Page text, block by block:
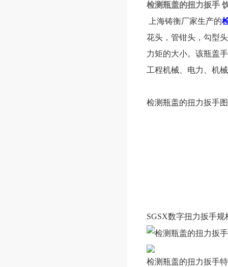
检测瓶盖的扭力扳手
上海铸衡厂家生产的
花头，管钳头，勾型头
力矩的大小。该瓶盖
工程机械、电力、机
检测瓶盖的扭力扳手
SGSX数字扭力扳手规
检测瓶盖的扭力扳手